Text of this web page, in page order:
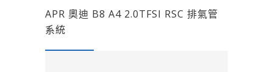
APR 奧迪 B8 A4 2.0TFSI RSC 排氣管
系統